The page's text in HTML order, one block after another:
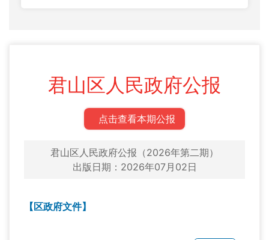
君山区人民政府公报
点击查看本期公报
君山区人民政府公报（2026年第二期）
出版日期：2026年07月02日
【区政府文件】